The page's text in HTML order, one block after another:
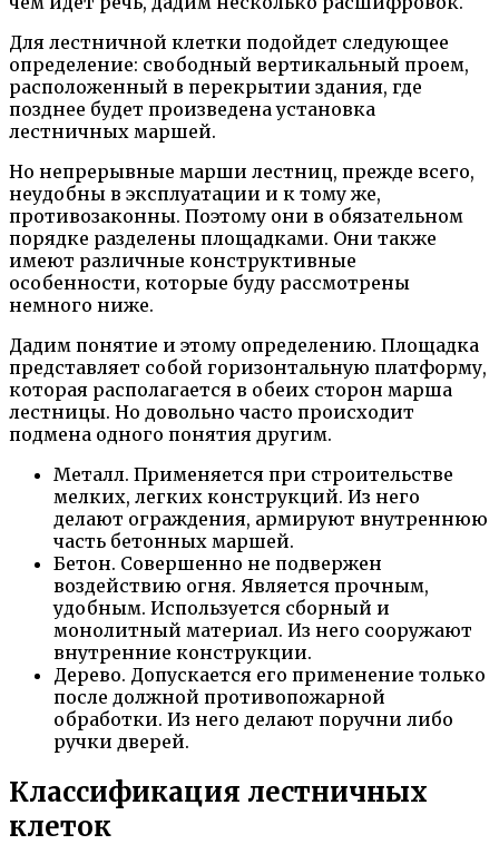
Для лестничной клетки подойдет следующее
определение: свободный вертикальный проем,
расположенный в перекрытии здания, где
позднее будет произведена установка
лестничных маршей.
Но непрерывные марши лестниц, прежде всего,
неудобны в эксплуатации и к тому же,
противозаконны. Поэтому они в обязательном
порядке разделены площадками. Они также
имеют различные конструктивные
особенности, которые буду рассмотрены
немного ниже.
Дадим понятие и этому определению. Площадка
представляет собой горизонтальную платформу,
которая располагается в обеих сторон марша
лестницы. Но довольно часто происходит
подмена одного понятия другим.
Металл. Применяется при строительстве
мелких, легких конструкций. Из него
делают ограждения, армируют внутреннюю
часть бетонных маршей.
Бетон. Совершенно не подвержен
воздействию огня. Является прочным,
удобным. Используется сборный и
монолитный материал. Из него сооружают
внутренние конструкции.
Дерево. Допускается его применение только
после должной противопожарной
обработки. Из него делают поручни либо
ручки дверей.
Классификация лестничных
клеток